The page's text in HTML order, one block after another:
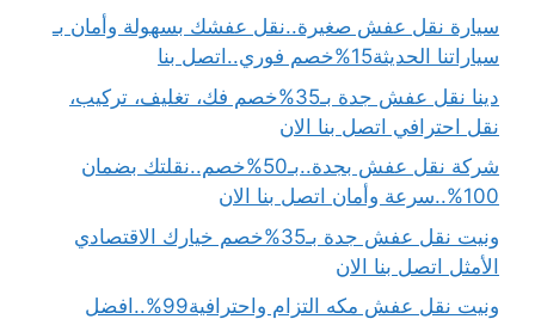
سيارة نقل عفش صغيرة..نقل عفشك بسهولة وأمان بـ
سياراتنا الحديثة15%خصم فوري..اتصل بنا
دينا نقل عفش جدة بـ35%خصم فك، تغليف، تركيب،
نقل احترافي اتصل بنا الان
شركة نقل عفش بجدة..بـ50%خصم..نقلتك بضمان
100%..سرعة وأمان اتصل بنا الان
ونيت نقل عفش جدة بـ35%خصم خيارك الاقتصادي
الأمثل اتصل بنا الان
ونيت نقل عفش مكه التزام واحترافية99%..افضل